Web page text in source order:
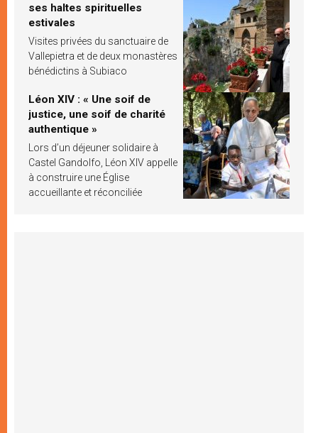
ses haltes spirituelles
estivales
Visites privées du sanctuaire de
Vallepietra et de deux monastères
bénédictins à Subiaco
Léon XIV : « Une soif de
justice, une soif de charité
authentique »
Lors d’un déjeuner solidaire à
Castel Gandolfo, Léon XIV appelle
à construire une Église
accueillante et réconciliée